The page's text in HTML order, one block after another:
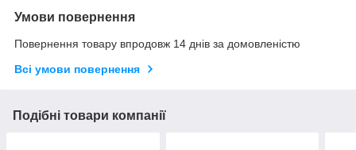
Умови повернення
Повернення товару впродовж 14 днів за домовленістю
Всі умови повернення
Подібні товари компанії